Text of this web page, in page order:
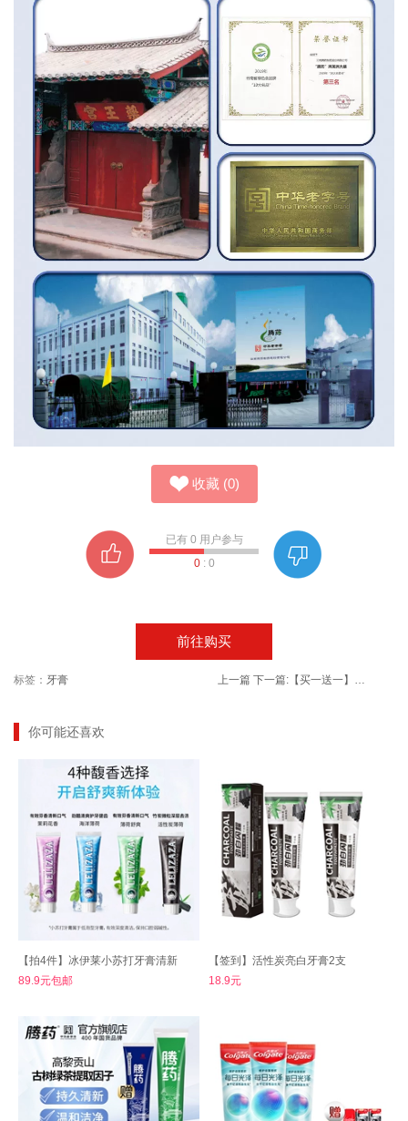
收藏 (0)
已有 0 用户参与
0: 0
前往购买
标签： 牙膏 上一篇 下一篇: 【买一送一】欧果烟酰胺保湿滋润身体乳
你可能还喜欢
【拍4件】冰伊莱小苏打牙膏清新
89.9元包邮
【签到】活性炭亮白牙膏2支
18.9元